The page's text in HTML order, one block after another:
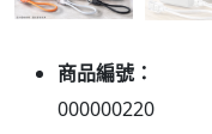
商品編號：
000000220